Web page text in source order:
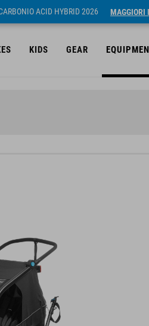
ACID HYBRID 2026 MAGGIORI
KIDS GEAR